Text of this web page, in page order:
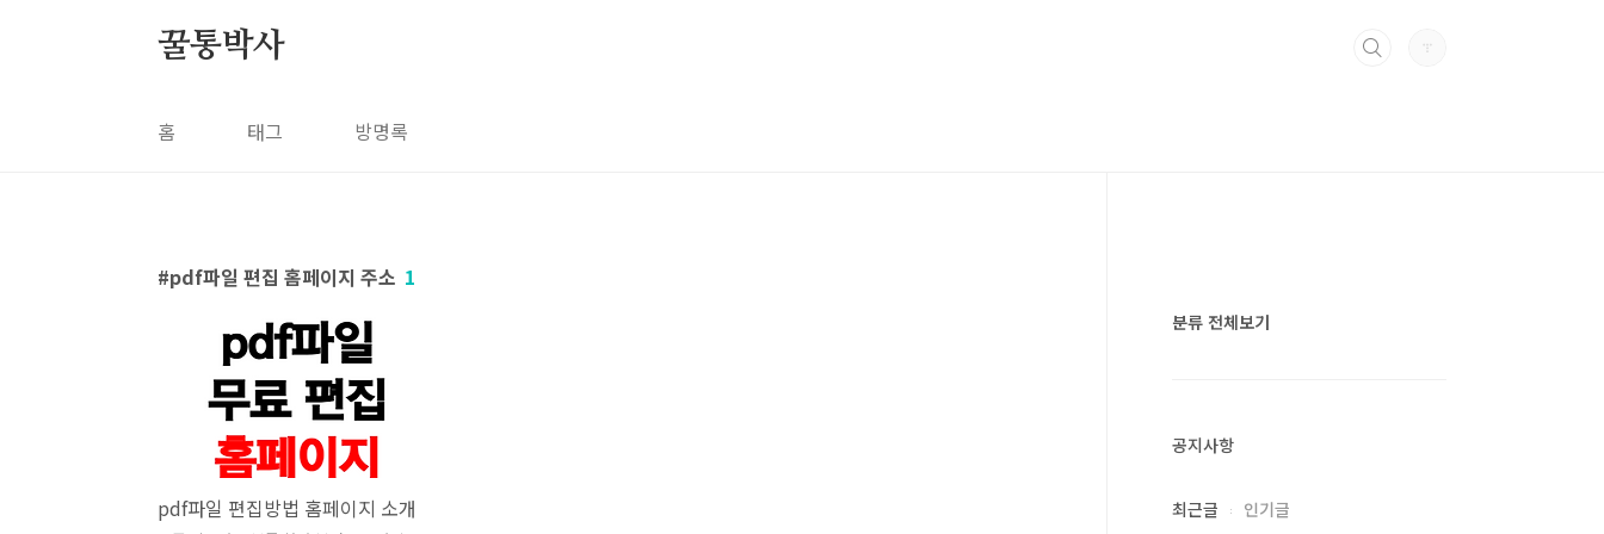
꿀통박사
홈 태그 방명록
pdf파일 편집 홈페이지 주소 1
pdf파일 편집방법 홈페이지 소개
분류 전체보기
공지사항
최근글 인기글